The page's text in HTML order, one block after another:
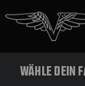
WÄHLE DEIN